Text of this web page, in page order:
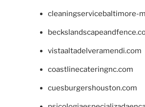
cleaningservicebaltimore-
vistaaltadelveramendi.com
coastlinecateringnc.com
cuesburgershouston.com